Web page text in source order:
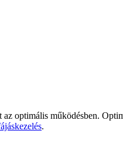
optimális működésben.
.